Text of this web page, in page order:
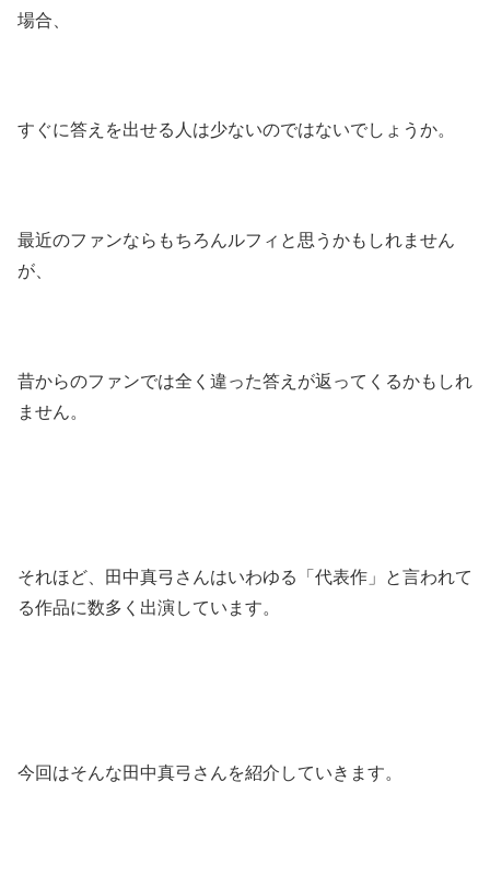
場合、
すぐに答えを出せる人は少ないのではないでしょうか。
最近のファンならもちろんルフィと思うかもしれません
が、
昔からのファンでは全く違った答えが返ってくるかもしれ
ません。
それほど、田中真弓さんはいわゆる「代表作」と言われて
る作品に数多く出演しています。
今回はそんな田中真弓さんを紹介していきます。